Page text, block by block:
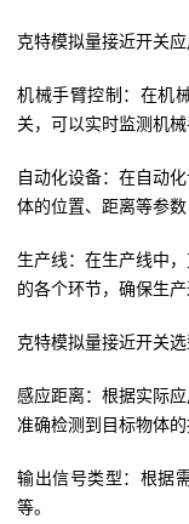
克特模拟量接近开关
机械手臂控制：在机
关，可以实时监测机
自动化设备：在自动
体的位置、距离等参
生产线：在生产线中
的各个环节，确保生
克特模拟量接近开关
感应距离：根据实际
准确检测到目标物体的
输出信号类型：根据
等。